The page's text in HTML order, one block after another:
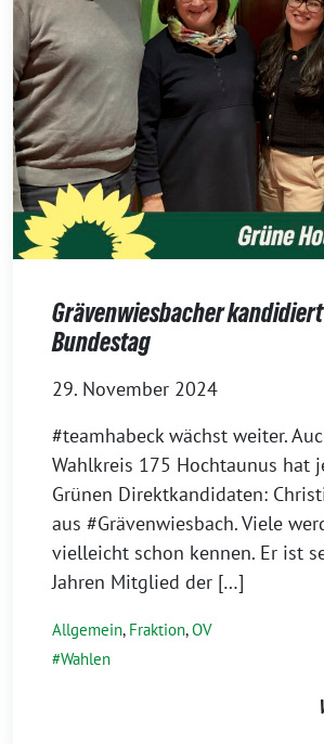
Grävenwiesbacher
Bundestag
29. November 2024
#teamhabeck wächst weiter.
Wahlkreis 175 Hochtaunus hat
Grünen Direktkandidaten:
aus #Grävenwiesbach. Viele
vielleicht schon kennen. Er ist
Jahren Mitglied der […]
Allgemein, Fraktion,OV
Wahlen